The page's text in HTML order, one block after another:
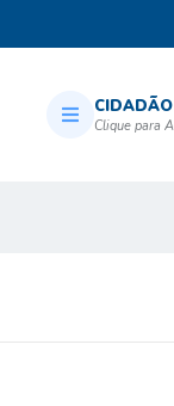
CIDADÃO